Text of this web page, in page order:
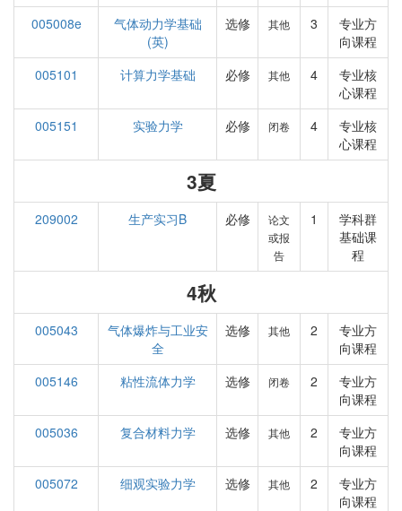
005008e
气体动力学基础
(英)
选修 其他 3
专业方
向课程
005101
计算力学基础 必修 其他 4
专业核
心课程
005151
实验力学 必修 闭卷 4
专业核
心课程
3夏
209002 生产实习B 必修
论文
或报
告
1
学科群
基础课
程
4秋
005043
气体爆炸与工业安
全
选修 其他 2
专业方
向课程
005146
粘性流体力学 选修 闭卷 2
专业方
向课程
005036
复合材料力学 选修 其他 2
专业方
向课程
005072
细观实验力学 选修 其他 2
专业方
向课程